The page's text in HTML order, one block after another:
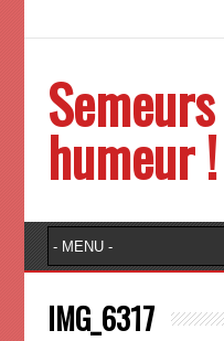
humeur !
IMG_6317